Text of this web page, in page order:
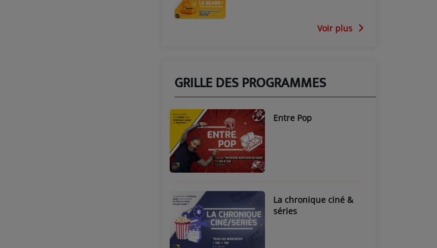
Voir plus
GRILLE DES PROGRAMMES
Entre Pop
La chronique ciné &
séries